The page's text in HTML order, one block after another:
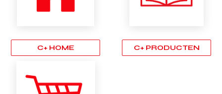
C+ HOME C+ PRODUCTEN